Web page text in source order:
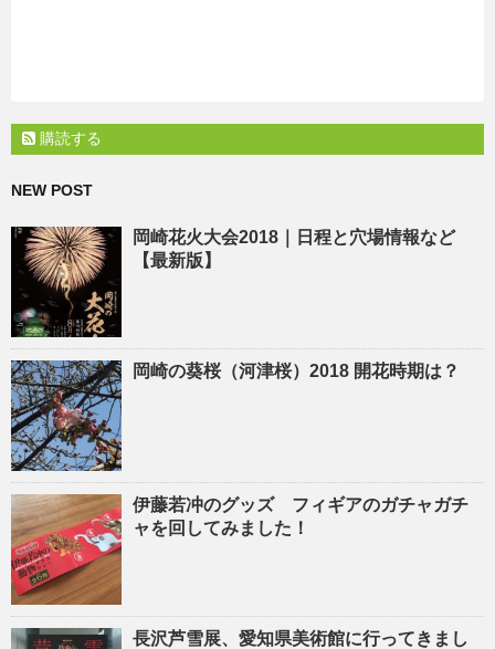
購読する
NEW POST
岡崎花火大会2018｜日程と穴場情報など
【最新版】
岡崎の葵桜（河津桜）2018 開花時期は？
伊藤若冲のグッズ フィギアのガチャガチ
ャを回してみました！
長沢芦雪展、愛知県美術館に行ってきまし